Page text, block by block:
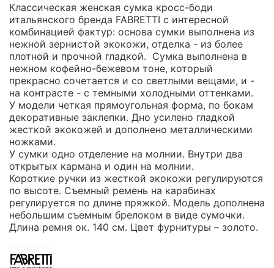
Классическая женская сумка кросс-боди
итальянского бренда FABRETTI с интересной
комбинацией фактур: основа сумки выполнена из
нежной зернистой экокожи, отделка - из более
плотной и прочной гладкой. Сумка выполнена в
нежном кофейно-бежевом тоне, который
прекрасно сочетается и со светлыми вещами, и -
на контрасте - с темными холодными оттенками.
У модели четкая прямоугольная форма, по бокам
декоративные заклепки. Дно усилено гладкой
жесткой экокожей и дополнено металлическими
ножками.
У сумки одно отделение на молнии. Внутри два
открытых кармана и один на молнии.
Короткие ручки из жесткой экокожи регулируются
по высоте. Съемный ремень на карабинах
регулируется по длине пряжкой. Модель дополнена
небольшим съемным брелоком в виде сумочки.
Длина ремня ок. 140 см. Цвет фурнитуры – золото.